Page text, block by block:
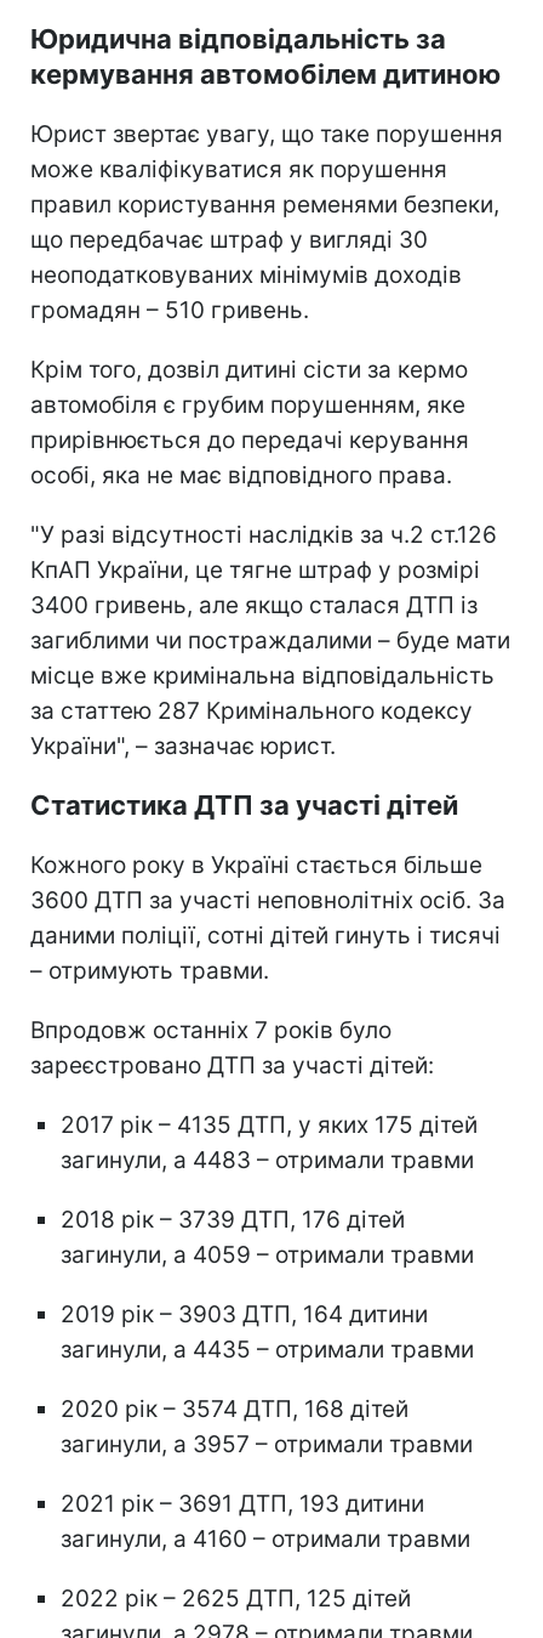
Юридична відповідальність за
кермування автомобілем дитиною
Юрист звертає увагу, що таке порушення
може кваліфікуватися як порушення
правил користування ременями безпеки,
що передбачає штраф у вигляді 30
неоподатковуваних мінімумів доходів
громадян – 510 гривень.
Крім того, дозвіл дитині сісти за кермо
автомобіля є грубим порушенням, яке
прирівнюється до передачі керування
особі, яка не має відповідного права.
"У разі відсутності наслідків за ч.2 ст.126
КпАП України, це тягне штраф у розмірі
3400 гривень, але якщо сталася ДТП із
загиблими чи постраждалими – буде мати
місце вже кримінальна відповідальність
за статтею 287 Кримінального кодексу
України", – зазначає юрист.
Статистика ДТП за участі дітей
Кожного року в Україні стається більше
3600 ДТП за участі неповнолітніх осіб. За
даними поліції, сотні дітей гинуть і тисячі
– отримують травми.
Впродовж останніх 7 років було
зареєстровано ДТП за участі дітей:
2017 рік – 4135 ДТП, у яких 175 дітей
загинули, а 4483 – отримали травми
2018 рік – 3739 ДТП, 176 дітей
загинули, а 4059 – отримали травми
2019 рік – 3903 ДТП, 164 дитини
загинули, а 4435 – отримали травми
2020 рік – 3574 ДТП, 168 дітей
загинули, а 3957 – отримали травми
2021 рік – 3691 ДТП, 193 дитини
загинули, а 4160 – отримали травми
2022 рік – 2625 ДТП, 125 дітей